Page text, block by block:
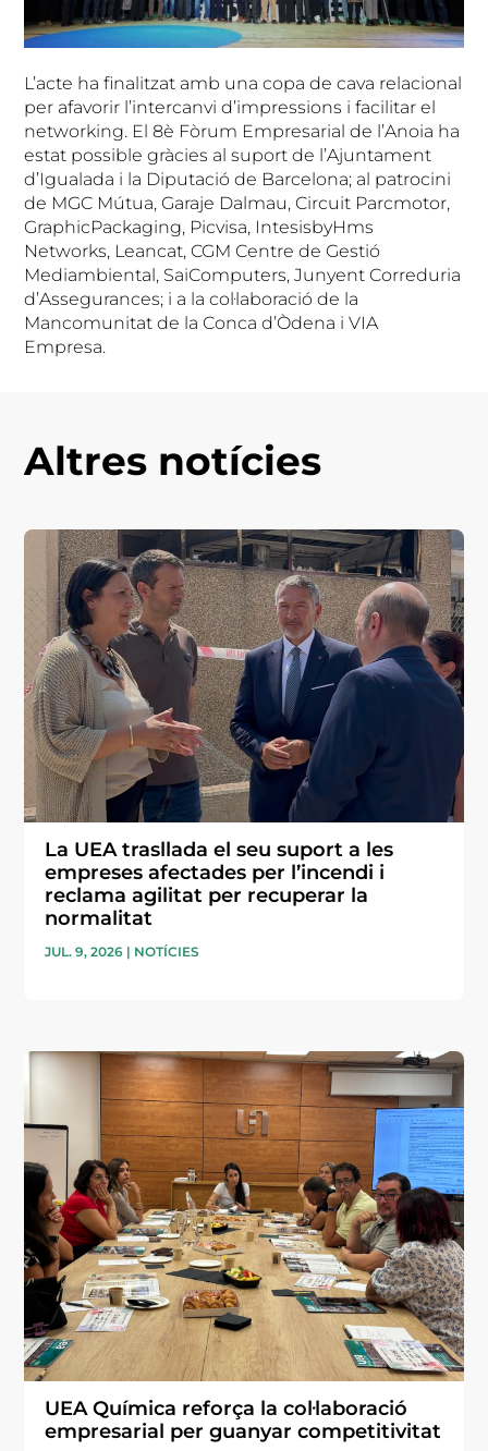
L’acte ha finalitzat amb una copa de cava relacional
per afavorir l’intercanvi d’impressions i facilitar el
networking. El 8è Fòrum Empresarial de l’Anoia ha
estat possible gràcies al suport de l’Ajuntament
d’Igualada i la Diputació de Barcelona; al patrocini
de MGC Mútua, Garaje Dalmau, Circuit Parcmotor,
GraphicPackaging, Picvisa, IntesisbyHms
Networks, Leancat, CGM Centre de Gestió
Mediambiental, SaiComputers, Junyent Correduria
d’Assegurances; i a la col·laboració de la
Mancomunitat de la Conca d’Òdena i VIA
Empresa.
Altres notícies
La UEA trasllada el seu suport a les
empreses afectades per l’incendi i
reclama agilitat per recuperar la
normalitat
JUL. 9, 2026 | NOTÍCIES
UEA Química reforça la col·laboració
empresarial per guanyar competitivitat